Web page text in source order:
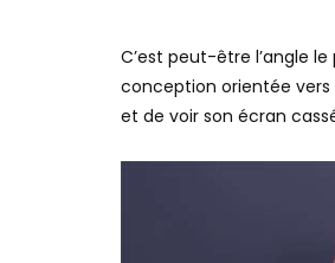
C’est peut-être l’angle
conception orientée
et de voir son écran